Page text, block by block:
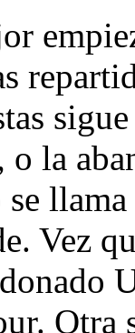
la
Vez
Otra